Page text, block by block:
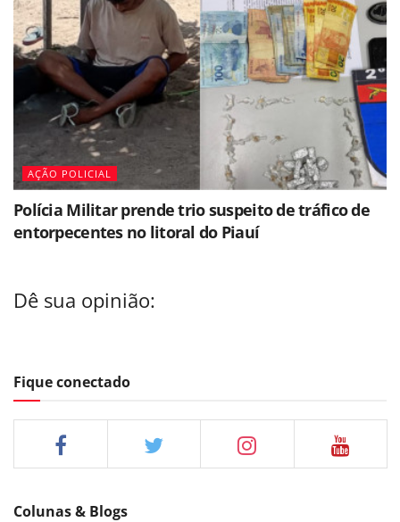
AÇÃO POLICIAL
Polícia Militar prende trio suspeito de tráfico de
entorpecentes no litoral do Piauí
Dê sua opinião:
Fique conectado
Colunas & Blogs